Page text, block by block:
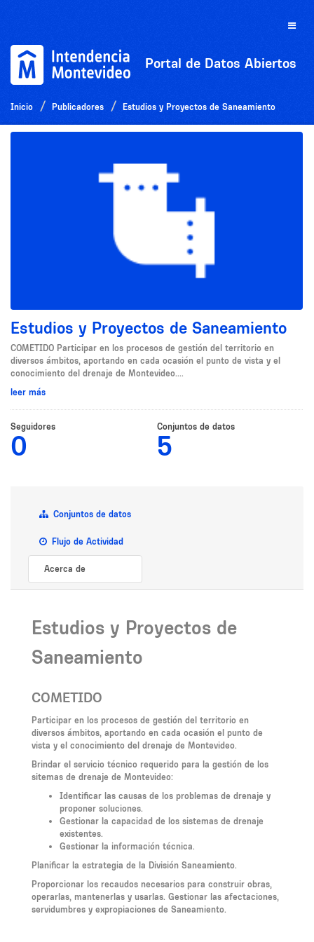
Toggle
Portal de Datos Abiertos
Inicio Publicadores Estudios y Proyectos de Saneamiento
Estudios y Proyectos de Saneamiento
COMETIDO Participar en los procesos de gestión del territorio en
diversos ámbitos, aportando en cada ocasión el punto de vista y el
conocimiento del drenaje de Montevideo....
leer más
Seguidores
0
Conjuntos de datos
5
Conjuntos de datos
Flujo de Actividad
Acerca de
Estudios y Proyectos de
Saneamiento
COMETIDO
Participar en los procesos de gestión del territorio en
diversos ámbitos, aportando en cada ocasión el punto de
vista y el conocimiento del drenaje de Montevideo.
Brindar el servicio técnico requerido para la gestión de los
sitemas de drenaje de Montevideo:
Identificar las causas de los problemas de drenaje y
proponer soluciones.
Gestionar la capacidad de los sistemas de drenaje
existentes.
Gestionar la información técnica.
Planificar la estrategia de la División Saneamiento.
Proporcionar los recaudos necesarios para construir obras,
operarlas, mantenerlas y usarlas. Gestionar las afectaciones,
servidumbres y expropiaciones de Saneamiento.